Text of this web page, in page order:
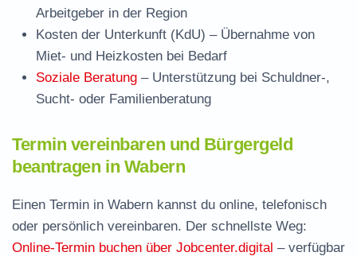
Arbeitgeber in der Region
Kosten der Unterkunft (KdU) – Übernahme von
Miet- und Heizkosten bei Bedarf
Soziale Beratung – Unterstützung bei Schuldner-,
Sucht- oder Familienberatung
Termin vereinbaren und Bürgergeld
beantragen in Wabern
Einen Termin in Wabern kannst du online, telefonisch
oder persönlich vereinbaren. Der schnellste Weg:
Online-Termin buchen über Jobcenter.digital – verfügbar